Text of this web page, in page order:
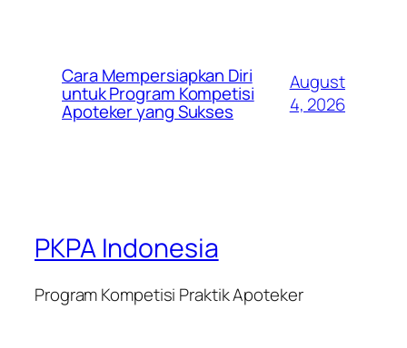
Cara Mempersiapkan Diri
untuk Program Kompetisi
Apoteker yang Sukses
August
4, 2026
PKPA Indonesia
Program Kompetisi Praktik Apoteker